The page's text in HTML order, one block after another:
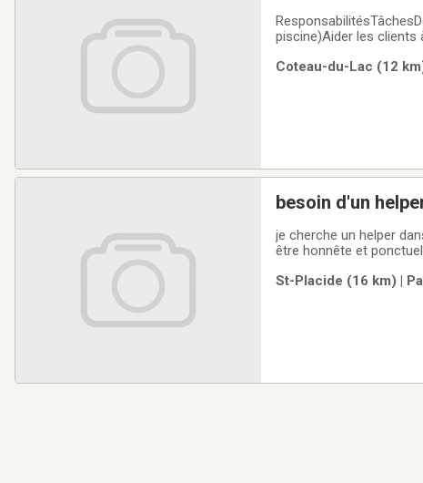
piscine)Aider les clients
nourrirFaire la
Coteau-du-Lac (12
besoin d'un
je cherche un helper
être honnête et
St-Placide (16 km) |